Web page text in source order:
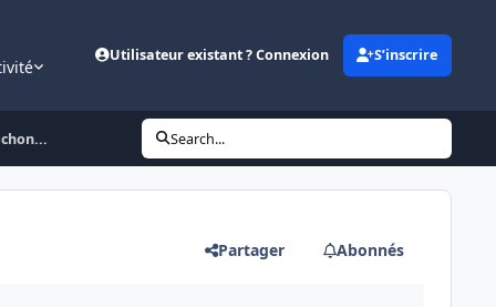
Utilisateur existant ? Connexion S’inscrire
Search...
Partager Abonnés